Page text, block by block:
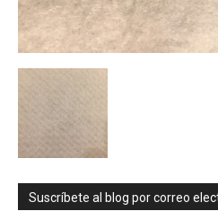
Suscríbete al blog por correo